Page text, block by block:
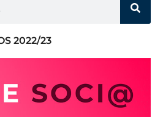
2022/23